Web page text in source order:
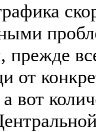
прежде
а вот